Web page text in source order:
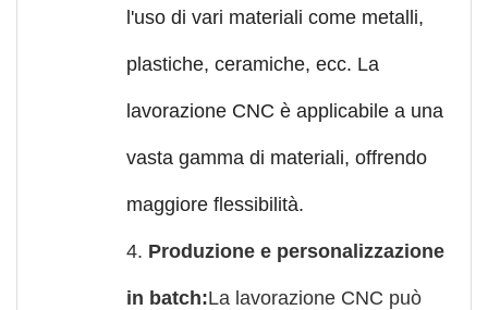
l'uso di vari materiali come metalli,
plastiche, ceramiche, ecc. La
lavorazione CNC è applicabile a una
vasta gamma di materiali, offrendo
maggiore flessibilità.
4. Produzione e personalizzazione
in batch:La lavorazione CNC può